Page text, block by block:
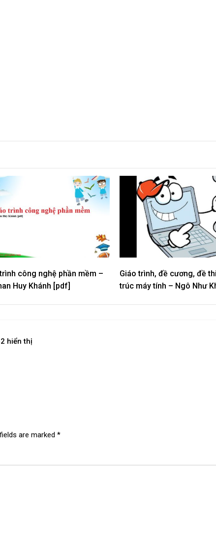
công nghệ phần mềm –
Huy Khánh [pdf]
Giáo trình, đề cương, đề
trúc máy tính – Ngô Như
hiển thị
are marked *